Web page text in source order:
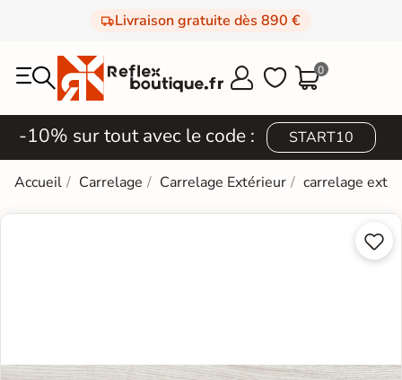
Livraison gratuite dès 890 €
  0
-10% sur tout avec le code : START10
Accueil Carrelage Carrelage Extérieur carrelage

